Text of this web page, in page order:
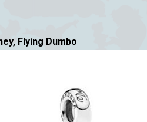
Flying Dumbo